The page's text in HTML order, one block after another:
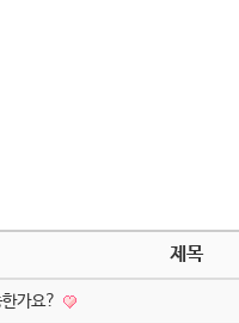
제목
가요?